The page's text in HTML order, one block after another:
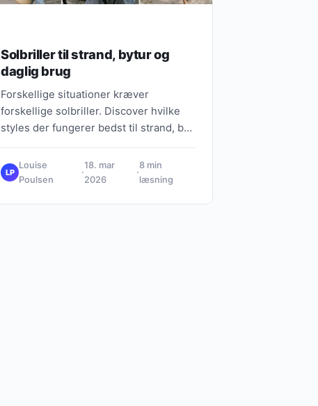
Solbriller til strand, bytur og
daglig brug
Forskellige situationer kræver
forskellige solbriller. Discover hvilke
styles der fungerer bedst til strand, by
kompromis med stil.
LP
Louise
Poulsen
·
18. mar
2026
·
8 min
læsning